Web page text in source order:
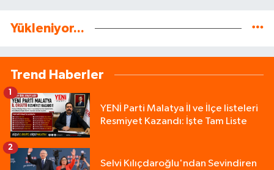
Yükleniyor...
Trend Haberler
YENİ Parti Malatya İl ve İlçe listeleri
Resmiyet Kazandı: İşte Tam Liste
1
Selvi Kılıçdaroğlu'ndan Sevindiren
2